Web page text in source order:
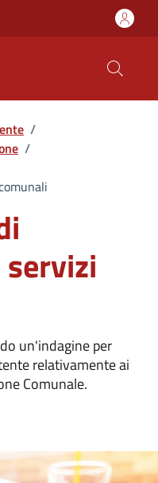
/
/
un'indagine per
relativamente ai
Comunale.